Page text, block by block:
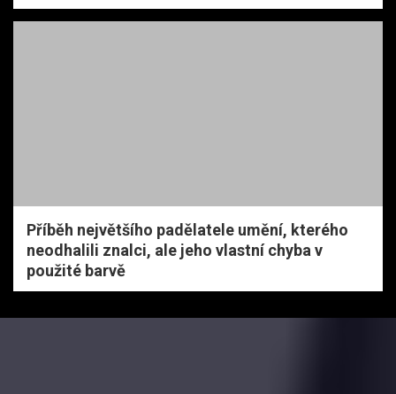
Příběh největšího padělatele umění, kterého
neodhalili znalci, ale jeho vlastní chyba v
použité barvě